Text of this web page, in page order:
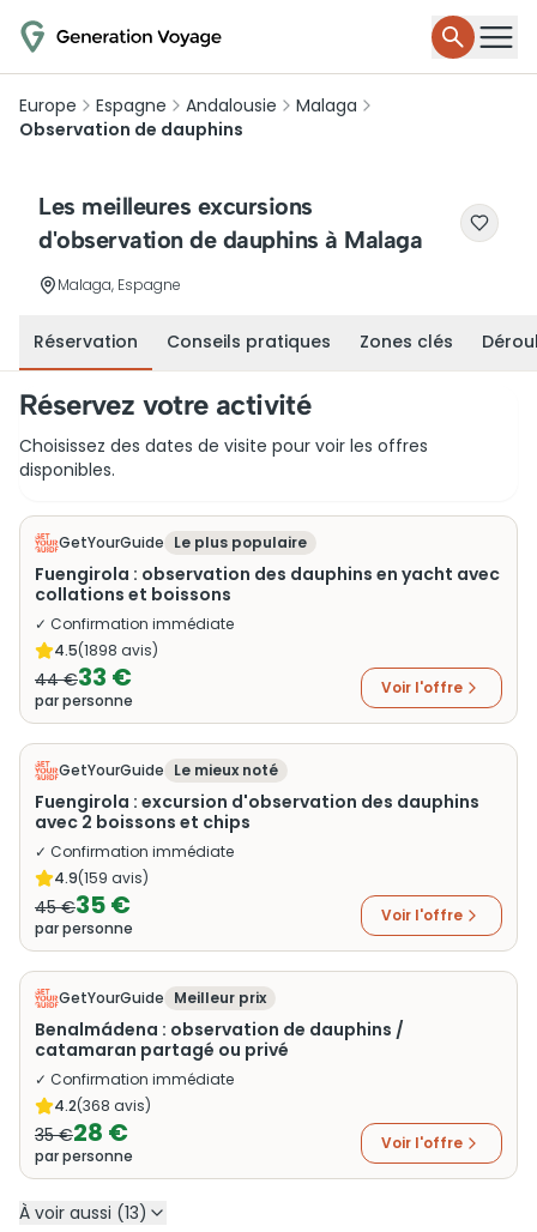
Europe Espagne Andalousie
Malaga
Observation de dauphins
Les meilleures excursions
d'observation de dauphins à Malaga
Malaga, Espagne
Réservation Conseils pratiques Zones clés
Réservez votre activité
Choisissez des dates de visite pour voir les offres
disponibles.
GetYourGuide Le plus populaire
Fuengirola : observation des dauphins en yacht avec
collations et boissons
✓ Confirmation immédiate
4.5(1898 avis)
44 €33 €
par personne
Voir l'offre
GetYourGuide Le mieux noté
Fuengirola : excursion d'observation des dauphins
avec 2 boissons et chips
✓ Confirmation immédiate
4.9(159 avis)
45 €35 €
par personne
Voir l'offre
GetYourGuide Meilleur prix
Benalmádena : observation de dauphins /
catamaran partagé ou privé
✓ Confirmation immédiate
4.2(368 avis)
35 €28 €
par personne
Voir l'offre
À voir aussi (13)